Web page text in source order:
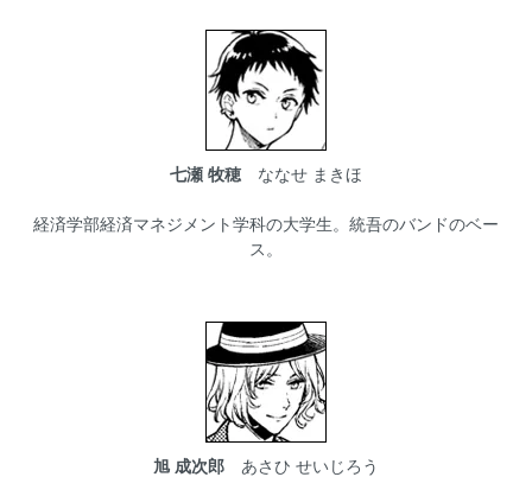
七瀬 牧穂ななせ まきほ
経済学部経済マネジメント学科の大学生。統吾のバンドのベー
ス。
旭 成次郎あさひ せいじろう